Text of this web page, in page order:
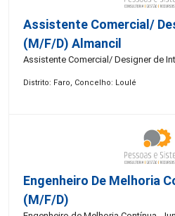
Assistente Comercial/
(m/f/d) Almancil
Assistente Comercial/ Designer de
Distrito: Faro, Concelho: Loulé
Engenheiro De Melhoria
(m/f/d)